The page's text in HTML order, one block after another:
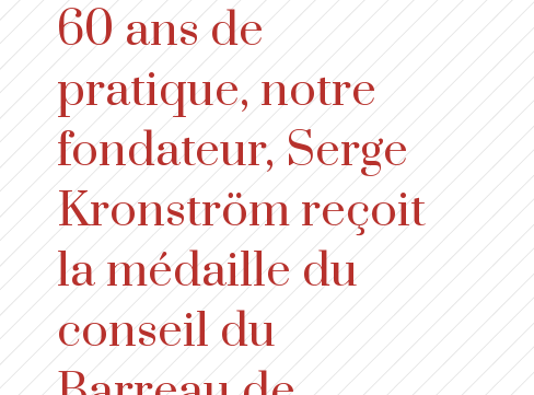
60 ans de
pratique, notre
fondateur, Serge
Kronström reçoit
la médaille du
conseil du